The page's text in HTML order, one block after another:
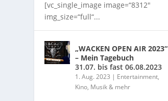
[vc_single_image image=“8312″
img_size=“full“...
„WACKEN OPEN AIR 2023“
– Mein Tagebuch
31.07. bis fast 06.08.2023
1. Aug. 2023 | Entertainment,
Kino, Musik & mehr